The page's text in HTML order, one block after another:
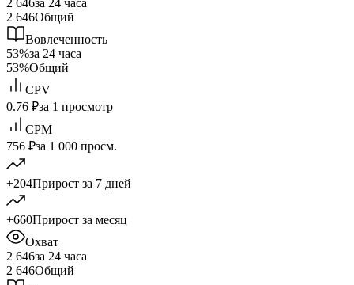
2 646за 24 часа
2 646Общий
Вовлеченность
53%за 24 часа
53%Общий
CPV
0.76 ₽за 1 просмотр
CPM
756 ₽за 1 000 просм.
+204Прирост за 7 дней
+660Прирост за месяц
Охват
2 646за 24 часа
2 646Общий